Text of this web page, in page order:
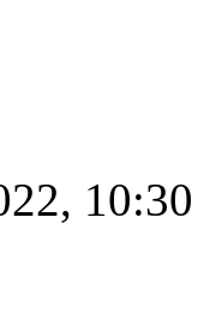
10:30